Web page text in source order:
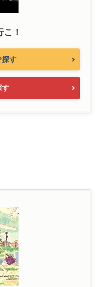
！
す
す